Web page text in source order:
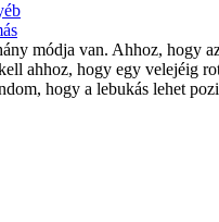
módja van. Ahhoz, hogy
ahhoz, hogy egy
hogy a lebukás lehet